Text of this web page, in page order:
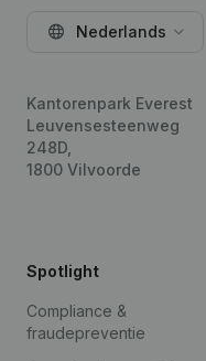
Nederlands
Kantorenpark Everest
Leuvensesteenweg
248D,
1800 Vilvoorde
Spotlight
Compliance &
fraudepreventie